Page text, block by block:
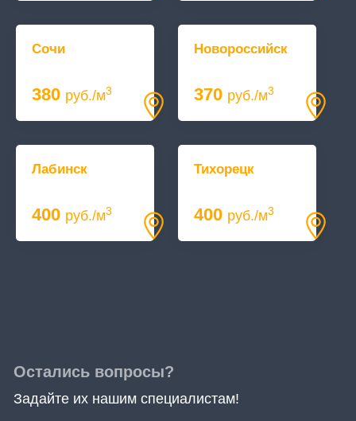
Сочи
380 руб./м3
Новороссийск
370 руб./м3
Лабинск
400 руб./м3
Тихорецк
400 руб./м3
Остались вопросы?
Задайте их нашим специалистам!